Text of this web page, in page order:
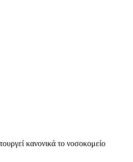
κανονικά το νοσοκομείο